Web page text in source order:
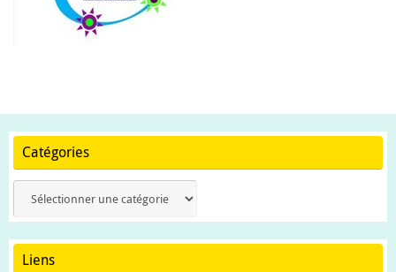
Catégories
Liens